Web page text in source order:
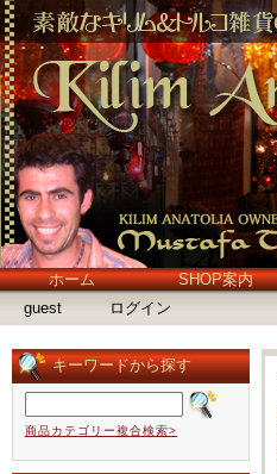
ホーム SHOP案内
guest
ログイン
キーワードから探す
商品カテゴリー複合検索>